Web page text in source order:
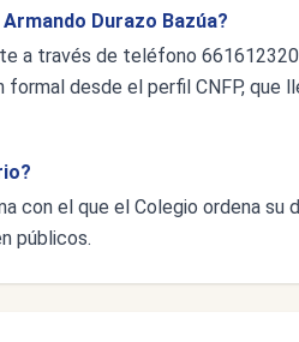
Durazo Bazúa?
a través de teléfono
desde el perfil CNFP, que
con el que el Colegio ordena
públicos.